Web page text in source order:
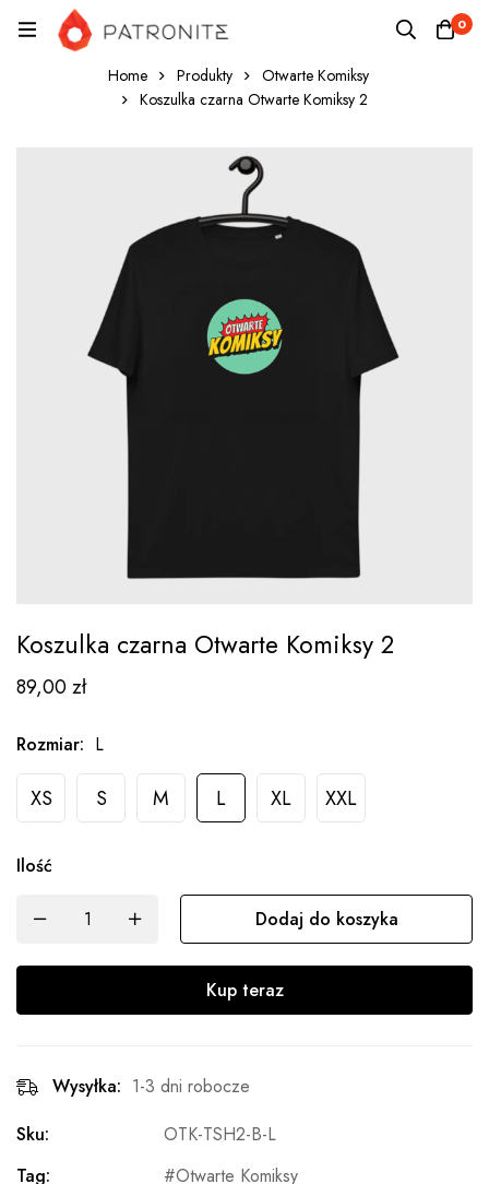
0
Home Produkty
Otwarte Komiksy
Koszulka czarna Otwarte Komiksy 2
Koszulka czarna Otwarte Komiksy 2
89,00zł
Rozmiar: L
XS S M L XL XXL
Ilość
Dodaj do koszyka
Kup teraz
Wysyłka: 1-3 dni robocze
Sku:
OTK-TSH2-B-L
Tag:
Otwarte Komiksy